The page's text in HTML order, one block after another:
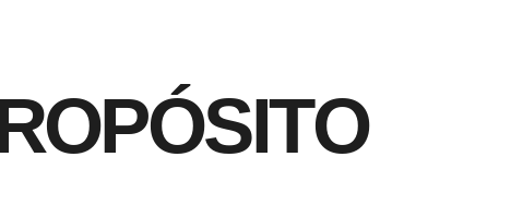
OPÓSITO